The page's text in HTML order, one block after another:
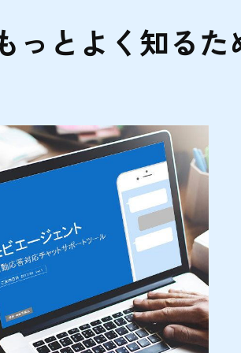
っとよく知るた